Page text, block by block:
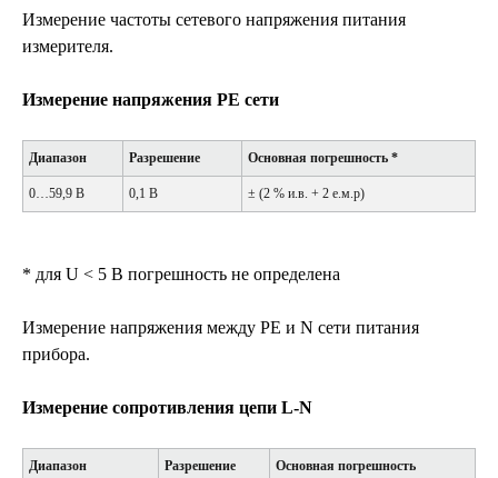
Измерение частоты сетевого напряжения питания
измерителя.
Измерение напряжения PE сети
Диапазон Разрешение Основная погрешность *
0…59,9 В 0,1 В ± (2 % и.в. + 2 е.м.р)
* для U < 5 В погрешность не определена
Измерение напряжения между PE и N сети питания
прибора.
Измерение сопротивления цепи L-N
Диапазон Разрешение Основная погрешность